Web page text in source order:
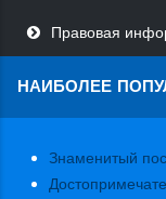
Правовая
НАИБОЛЕЕ
Знаменитый